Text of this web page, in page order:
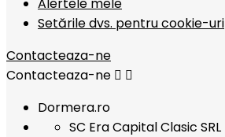
Setările dvs. pentru cookie-uri
Contacteaza-ne
Contacteaza-ne  
Dormera.ro
SC Era Capital Clasic SRL